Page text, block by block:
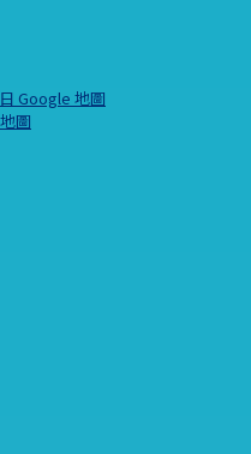
Google 地圖
圖